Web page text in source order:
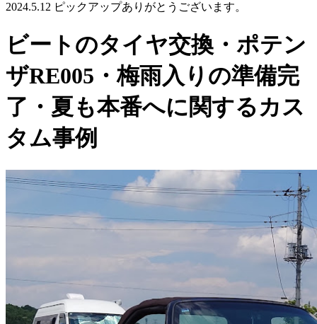
2024.5.12 ピックアップありがとうございます。
ビートのタイヤ交換・ポテン
ザRE005・梅雨入りの準備完
了・夏も本番へに関するカス
タム事例